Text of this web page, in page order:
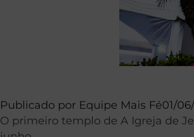
Publicado por Equipe Mais Fé01/
O primeiro templo de A Igreja de